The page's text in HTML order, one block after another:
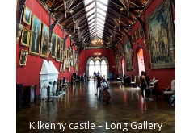
Kilkenny castle – Long Gallery